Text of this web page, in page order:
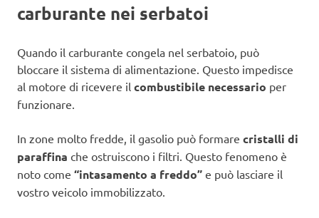
carburante nei serbatoi
Quando il carburante congela nel serbatoio, può
bloccare il sistema di alimentazione. Questo impedisce
al motore di ricevere il combustibile necessario per
funzionare.
In zone molto fredde, il gasolio può formare cristalli di
paraffina che ostruiscono i filtri. Questo fenomeno è
noto come “intasamento a freddo” e può lasciare il
vostro veicolo immobilizzato.